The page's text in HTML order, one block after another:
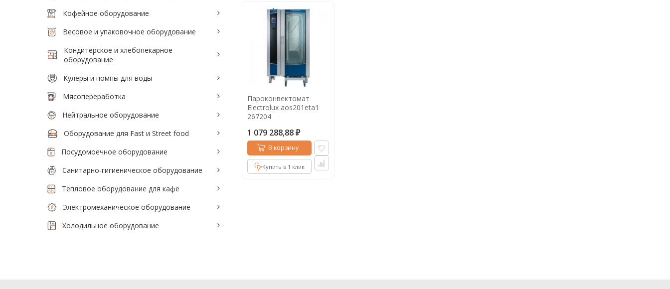
Кофейное оборудование
Весовое и упаковочное оборудование
Кондитерское и хлебопекарное
оборудование
Кулеры и помпы для воды
Мясопереработка
Нейтральное оборудование
Оборудование для Fast и Street food
Санитарно-гигиеническое
оборудование
Тепловое оборудование для кафе
Электромеханическое оборудование
Кофе в дрип пакетах
Кофе без кофеина
Кофе для вендинга
Кофе сублимированный
Таблетки кофе (кофе в чалдах)
Пароконвектомат
Electrolux aos201eta1
267204
1 079 288,88 ₽
В корзину
Купить в 1 клик
Кофейное оборудование
Весовое и упаковочное оборудование
Кондитерское и хлебопекарное
оборудование
Кулеры и помпы для воды
Мясопереработка
Нейтральное оборудование
Оборудование для Fast и Street food
Посудомоечное оборудование
Санитарно-гигиеническое оборудование
Тепловое оборудование для кафе
Электромеханическое оборудование
Холодильное оборудование